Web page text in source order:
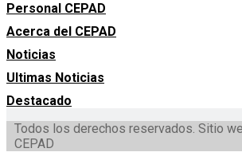
Personal CEPAD
Acerca del CEPAD
Noticias
Ultimas Noticias
Destacado
Todos los derechos reservados. Sitio
CEPAD